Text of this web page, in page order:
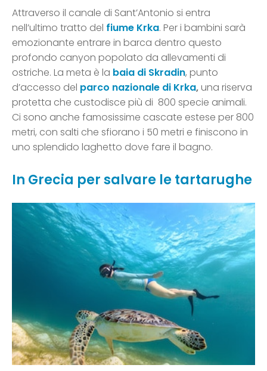
Attraverso il canale di Sant’Antonio si entra
nell’ultimo tratto del fiume Krka. Per i bambini sarà
emozionante entrare in barca dentro questo
profondo canyon popolato da allevamenti di
ostriche. La meta è la baia di Skradin, punto
d’accesso del parco nazionale di Krka,una riserva
protetta che custodisce più di 800 specie animali.
Ci sono anche famosissime cascate estese per 800
metri, con salti che sfiorano i 50 metri e finiscono in
uno splendido laghetto dove fare il bagno.
In Grecia per salvare le tartarughe